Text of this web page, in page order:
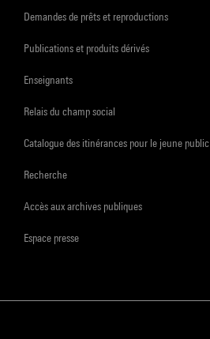
Demandes de prêts et reproductions
Publications et produits dérivés
Enseignants
Relais du champ social
Catalogue des itinérances pour le jeune public
Recherche
Accès aux archives publiques
Espace presse